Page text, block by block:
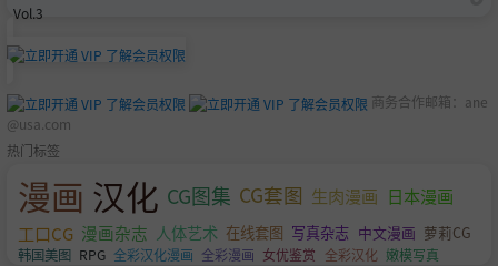
商务合作邮箱： ane
@usa.com
热门标签
漫画 汉化 CG图集 CG套图 生肉漫画 日本漫画
工口CG 漫画杂志 人体艺术 在线套图 写真杂志 中文漫画 萝莉CG
韩国美图 RPG 全彩汉化漫画 全彩漫画 女优鉴赏 全彩汉化 嫩模写真